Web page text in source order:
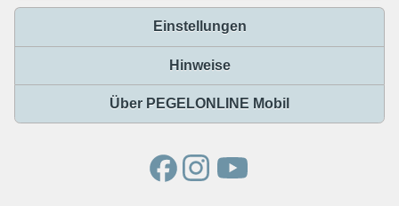
Einstellungen
Hinweise
Über PEGELONLINE Mobil